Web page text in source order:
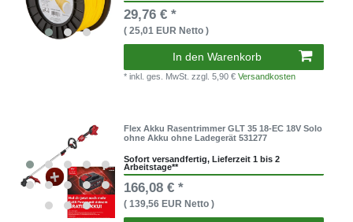
29,76 € *
( 25,01 EUR Netto )
In den Warenkorb
* inkl. ges. MwSt.zzgl. 5,90 €Versandkosten
Flex Akku Rasentrimmer GLT 35 18-EC 18V Solo
ohne Akku ohne Ladegerät 531277
Sofort versandfertig, Lieferzeit 1 bis 2
Arbeitstage**
166,08 € *
( 139,56 EUR Netto )